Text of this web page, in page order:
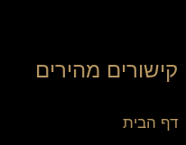
קישורים מהירים
דף הבית